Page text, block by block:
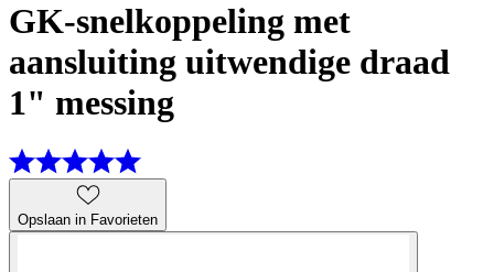
GK-snelkoppeling met
aansluiting uitwendige draad
1" messing
Opslaan in Favorieten